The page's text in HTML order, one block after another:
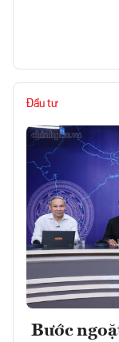
Đầu tư
Bước